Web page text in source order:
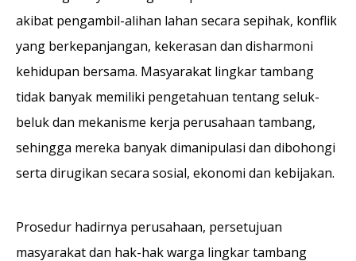
akibat pengambil-alihan lahan secara sepihak, konflik
yang berkepanjangan, kekerasan dan disharmoni
kehidupan bersama. Masyarakat lingkar tambang
tidak banyak memiliki pengetahuan tentang seluk-
beluk dan mekanisme kerja perusahaan tambang,
sehingga mereka banyak dimanipulasi dan dibohongi
serta dirugikan secara sosial, ekonomi dan kebijakan.
Prosedur hadirnya perusahaan, persetujuan
masyarakat dan hak-hak warga lingkar tambang